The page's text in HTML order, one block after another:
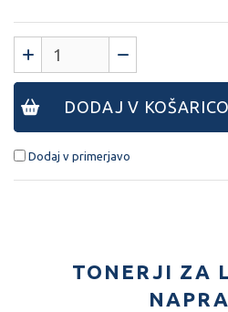
DODAJ V KOŠARICO
Dodaj v primerjavo
TONERJI ZA